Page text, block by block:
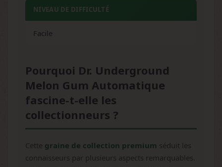
NIVEAU DE DIFFICULTÉ
Facile
Pourquoi Dr. Underground
Melon Gum Automatique
fascine-t-elle les
collectionneurs ?
Cette graine de collection premium séduit les
connaisseurs par plusieurs aspects remarquables.